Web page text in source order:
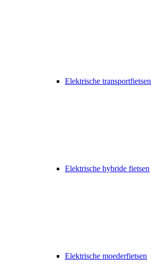
Elektrische transportfietsen
Elektrische hybride fietsen
Elektrische moederfietsen